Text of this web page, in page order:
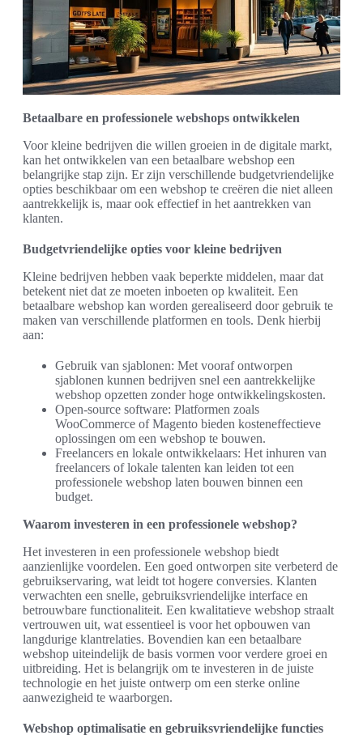
Betaalbare en professionele webshops ontwikkelen
Voor kleine bedrijven die willen groeien in de digitale markt,
kan het ontwikkelen van een betaalbare webshop een
belangrijke stap zijn. Er zijn verschillende budgetvriendelijke
opties beschikbaar om een webshop te creëren die niet alleen
aantrekkelijk is, maar ook effectief in het aantrekken van
klanten.
Budgetvriendelijke opties voor kleine bedrijven
Kleine bedrijven hebben vaak beperkte middelen, maar dat
betekent niet dat ze moeten inboeten op kwaliteit. Een
betaalbare webshop kan worden gerealiseerd door gebruik te
maken van verschillende platformen en tools. Denk hierbij
aan:
Gebruik van sjablonen: Met vooraf ontworpen
sjablonen kunnen bedrijven snel een aantrekkelijke
webshop opzetten zonder hoge ontwikkelingskosten.
Open-source software: Platformen zoals
WooCommerce of Magento bieden kosteneffectieve
oplossingen om een webshop te bouwen.
Freelancers en lokale ontwikkelaars: Het inhuren van
freelancers of lokale talenten kan leiden tot een
professionele webshop laten bouwen binnen een
budget.
Waarom investeren in een professionele webshop?
Het investeren in een professionele webshop biedt
aanzienlijke voordelen. Een goed ontworpen site verbeterd de
gebruikservaring, wat leidt tot hogere conversies. Klanten
verwachten een snelle, gebruiksvriendelijke interface en
betrouwbare functionaliteit. Een kwalitatieve webshop straalt
vertrouwen uit, wat essentieel is voor het opbouwen van
langdurige klantrelaties. Bovendien kan een betaalbare
webshop uiteindelijk de basis vormen voor verdere groei en
uitbreiding. Het is belangrijk om te investeren in de juiste
technologie en het juiste ontwerp om een sterke online
aanwezigheid te waarborgen.
Webshop optimalisatie en gebruiksvriendelijke functies